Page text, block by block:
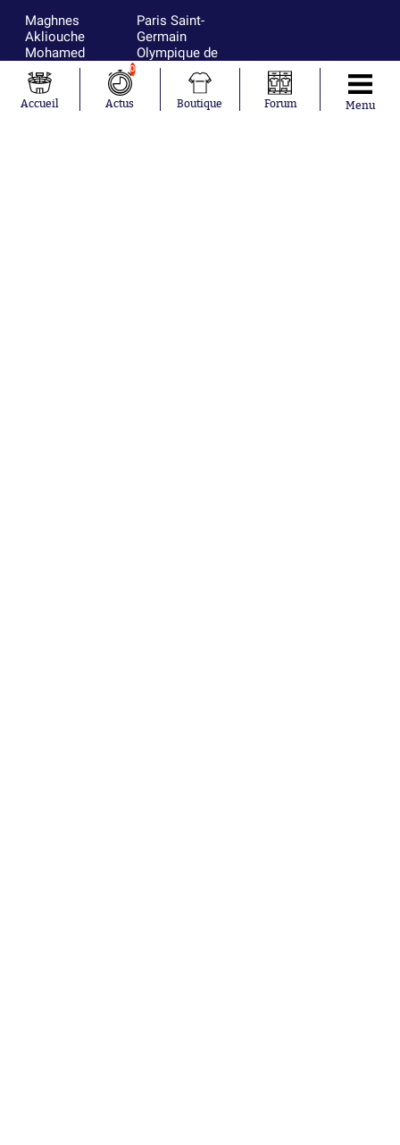
Maghnes
Akliouche
Mohamed
Salah
Lionel Messi
Ferrán Torres
Paris Saint-
Germain
Olympique de
Marseille
Real Madrid
Accueil
0
Actus Boutique Forum Menu